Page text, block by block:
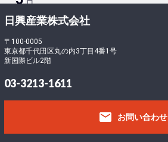
ロ
ー
ド
フ
ァ
イ
ル
サ
イ
430.19 KB
-
5
9
0
8
日興産業株式会社
〒100-0005
東京都千代田区丸の内3丁目4番1号
新国際ビル2階
03-3213-1611
email お問い合わせ